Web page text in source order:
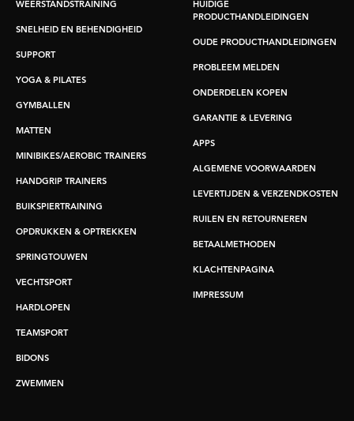
WEERSTANDSTRAINING
SNELHEID EN BEHENDIGHEID
SUPPORT
YOGA & PILATES
GYMBALLEN
MATTEN
MINIBIKES/AEROBIC TRAINERS
HANDGRIP TRAINERS
BUIKSPIERTRAINING
OPDRUKKEN & OPTREKKEN
SPRINGTOUWEN
VECHTSPORT
HARDLOPEN
TEAMSPORT
BIDONS
ZWEMMEN
HUIDIGE
PRODUCTHANDLEIDINGEN
OUDE PRODUCTHANDLEIDINGEN
PROBLEEM MELDEN
ONDERDELEN KOPEN
GARANTIE & LEVERING
APPS
ALGEMENE VOORWAARDEN
LEVERTIJDEN & VERZENDKOSTEN
RUILEN EN RETOURNEREN
BETAALMETHODEN
KLACHTENPAGINA
IMPRESSUM